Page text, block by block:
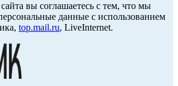
вы соглашаетесь с тем, что мы
данные с использованием
top.mail.ru, LiveInternet.